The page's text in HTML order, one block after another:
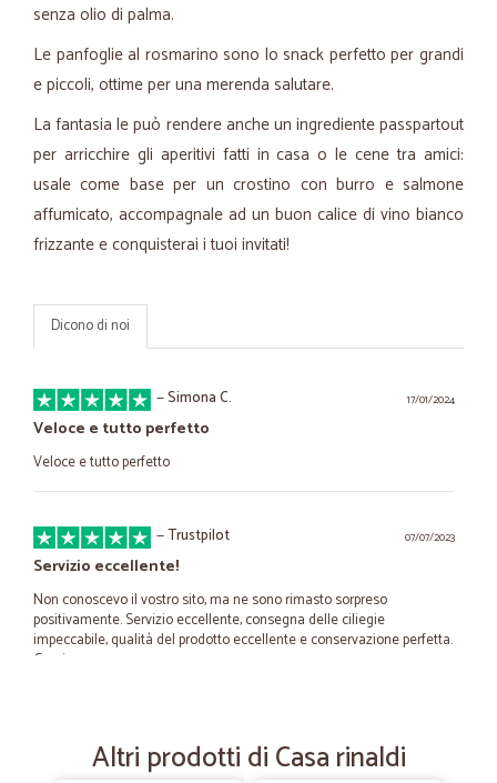
senza olio di palma.
Le panfoglie al rosmarino sono lo snack perfetto per grandi
e piccoli, ottime per una merenda salutare.
La fantasia le può rendere anche un ingrediente passpartout
per arricchire gli aperitivi fatti in casa o le cene tra amici:
usale come base per un crostino con burro e salmone
affumicato, accompagnale ad un buon calice di vino bianco
frizzante e conquisterai i tuoi invitati!
Dicono di noi
17/01/2024
—Simona C.
Veloce e tutto perfetto
Veloce e tutto perfetto
07/07/2023
—Trustpilot
Servizio eccellente!
Non conoscevo il vostro sito, ma ne sono rimasto sorpreso
positivamente. Servizio eccellente, consegna delle ciliegie
impeccabile, qualità del prodotto eccellente e conservazione perfetta.
Grazie.
Cura nell'imballaggio e velocità di consegna
Altri prodotti di Casa rinaldi